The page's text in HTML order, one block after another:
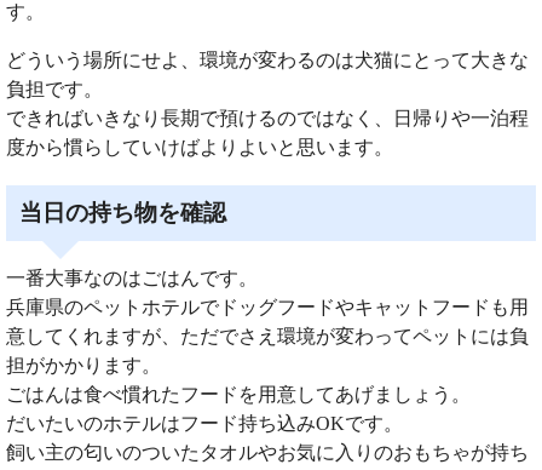
す。
どういう場所にせよ、環境が変わるのは犬猫にとって大きな
負担です。
できればいきなり長期で預けるのではなく、日帰りや一泊程
度から慣らしていけばよりよいと思います。
当日の持ち物を確認
一番大事なのはごはんです。
兵庫県のペットホテルでドッグフードやキャットフードも用
意してくれますが、ただでさえ環境が変わってペットには負
担がかかります。
ごはんは食べ慣れたフードを用意してあげましょう。
だいたいのホテルはフード持ち込みOKです。
飼い主の匂いのついたタオルやお気に入りのおもちゃが持ち